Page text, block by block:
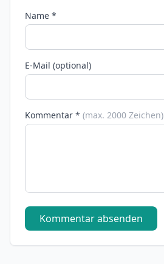
Name *
E-Mail (optional)
Kommentar * (max. 2000 Zeichen)
Kommentar absenden